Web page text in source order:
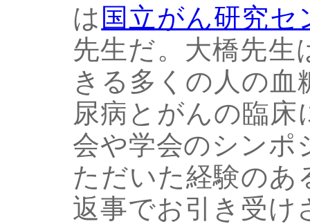
は 国立がん研究セ
先生だ。大橋先生
きる多くの人の
尿病とがんの臨床
会や学会のシンポ
ただいた経験のあ
返事でお引き受け